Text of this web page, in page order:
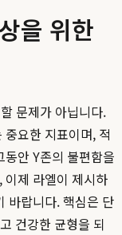
을 위한
문제가 아닙니다.
요한 지표이며, 적
안 Y존의 불편함을
이제 라엘이 제시하
바랍니다. 핵심은 단
건강한 균형을 되